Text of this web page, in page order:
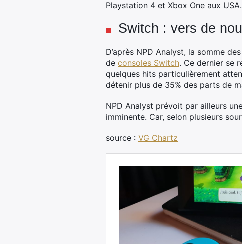
Playstation 4 et Xbox One aux USA.
Switch : vers de
D’après NPD Analyst, la somme
de consoles Switch. Ce dernier se
quelques hits particulièrement
détenir plus de 35% des parts de
NPD Analyst prévoit par ailleurs
imminente. Car, selon plusieurs
source : VG Chartz